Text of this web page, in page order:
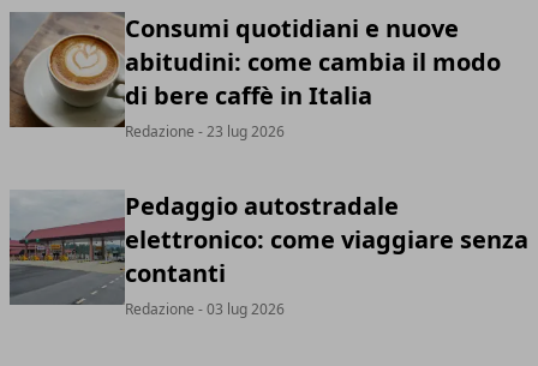
Consumi quotidiani e nuove
abitudini: come cambia il modo
di bere caffè in Italia
Redazione - 23 lug 2026
Pedaggio autostradale
elettronico: come viaggiare senza
contanti
Redazione - 03 lug 2026